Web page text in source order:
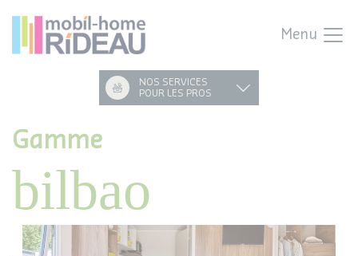
Menu
NOS SERVICES
POUR LES PROS
Gamme
bilbao